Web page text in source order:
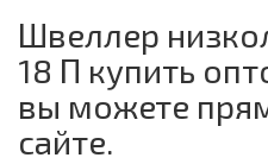
Швеллер
18 П купить
вы можете
сайте.